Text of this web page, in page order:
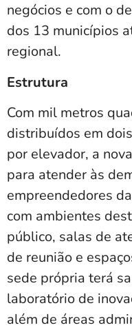
negócios e com o
dos 13 municípios
regional.
Estrutura
Com mil metros
distribuídos em
por elevador, a
para atender às
empreendedores
com ambientes
público, salas de
de reunião e
sede própria terá
laboratório de
além de áreas